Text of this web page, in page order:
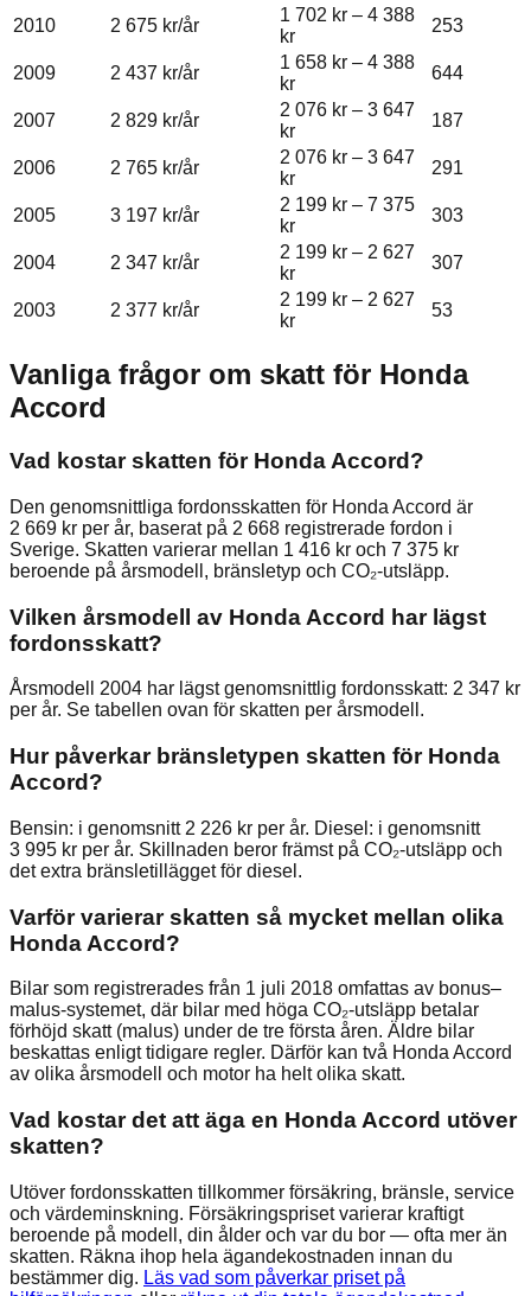
2010 2 675 kr/år
1 702 kr – 4 388
kr
253
2009 2 437 kr/år
1 658 kr – 4 388
kr
644
2007 2 829 kr/år
2 076 kr – 3 647
kr
187
2006 2 765 kr/år
2 076 kr – 3 647
kr
291
2005 3 197 kr/år
2 199 kr – 7 375
kr
303
2004 2 347 kr/år
2 199 kr – 2 627
kr
307
2003 2 377 kr/år
2 199 kr – 2 627
kr
53
Vanliga frågor om skatt för Honda
Accord
Vad kostar skatten för Honda Accord?
Den genomsnittliga fordonsskatten för Honda Accord är
2 669 kr per år, baserat på 2 668 registrerade fordon i
Sverige. Skatten varierar mellan 1 416 kr och 7 375 kr
beroende på årsmodell, bränsletyp och CO₂-utsläpp.
Vilken årsmodell av Honda Accord har lägst
fordonsskatt?
Årsmodell 2004 har lägst genomsnittlig fordonsskatt: 2 347 kr
per år. Se tabellen ovan för skatten per årsmodell.
Hur påverkar bränsletypen skatten för Honda
Accord?
Bensin: i genomsnitt 2 226 kr per år. Diesel: i genomsnitt
3 995 kr per år. Skillnaden beror främst på CO₂-utsläpp och
det extra bränsletillägget för diesel.
Varför varierar skatten så mycket mellan olika
Honda Accord?
Bilar som registrerades från 1 juli 2018 omfattas av bonus–
malus-systemet, där bilar med höga CO₂-utsläpp betalar
förhöjd skatt (malus) under de tre första åren. Äldre bilar
beskattas enligt tidigare regler. Därför kan två Honda Accord
av olika årsmodell och motor ha helt olika skatt.
Vad kostar det att äga en Honda Accord utöver
skatten?
Utöver fordonsskatten tillkommer försäkring, bränsle, service
och värdeminskning. Försäkringspriset varierar kraftigt
beroende på modell, din ålder och var du bor — ofta mer än
skatten. Räkna ihop hela ägandekostnaden innan du
bestämmer dig. Läs vad som påverkar priset på